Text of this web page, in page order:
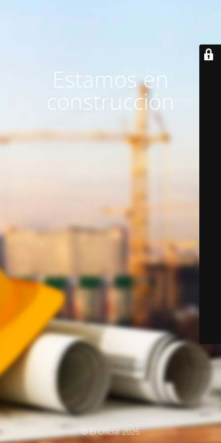
Estamos en
construcción
© El Oficial 2026